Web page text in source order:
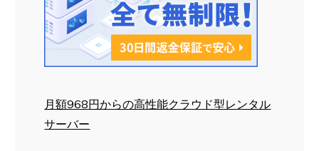
月額968円からの高性能クラウド型レンタル
サーバー